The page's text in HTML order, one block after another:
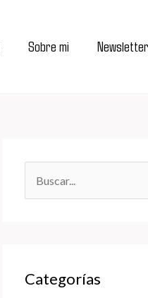
Sobre mi Newsletter
a
Categorías